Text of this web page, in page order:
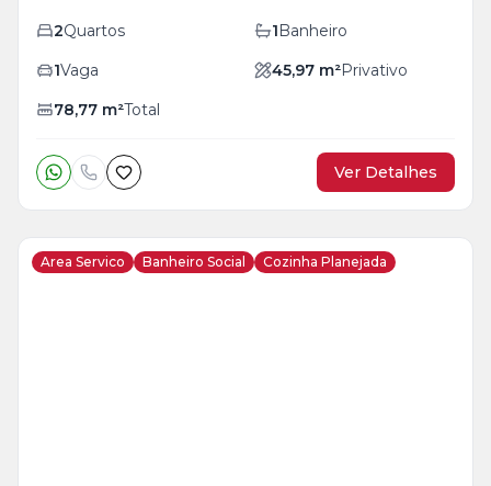
2Quartos 1Banheiro
1Vaga 45,97 m²Privativo
78,77 m²Total
Ver Detalhes
Area Servico Banheiro Social Cozinha Planejada